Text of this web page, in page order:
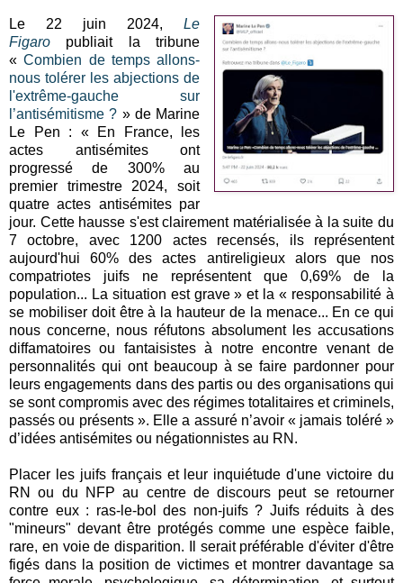
Le 22 juin 2024,Le
Figaro publiait la tribune
«Combien de temps allons-
nous tolérer les abjections de
l'extrême-gauche sur
l’antisémitisme ? » de Marine
Le Pen : « En France, les
actes antisémites ont
progressé de 300% au
premier trimestre 2024, soit
quatre actes antisémites par
jour. Cette hausse s'est clairement matérialisée à la suite du
7 octobre, avec 1200 actes recensés, ils représentent
aujourd'hui 60% des actes antireligieux alors que nos
compatriotes juifs ne représentent que 0,69% de la
population... La situation est grave » et la « responsabilité à
se mobiliser doit être à la hauteur de la menace... En ce qui
nous concerne, nous réfutons absolument les accusations
diffamatoires ou fantaisistes à notre encontre venant de
personnalités qui ont beaucoup à se faire pardonner pour
leurs engagements dans des partis ou des organisations qui
se sont compromis avec des régimes totalitaires et criminels,
passés ou présents ». Elle a assuré n’avoir « jamais toléré »
d’idées antisémites ou négationnistes au RN.
Placer les juifs français et leur inquiétude d'une victoire du
RN ou du NFP au centre de discours peut se retourner
contre eux : ras-le-bol des non-juifs ? Juifs réduits à des
"mineurs" devant être protégés comme une espèce faible,
rare, en voie de disparition. Il serait préférable d'éviter d'être
figés dans la position de victimes et montrer davantage sa